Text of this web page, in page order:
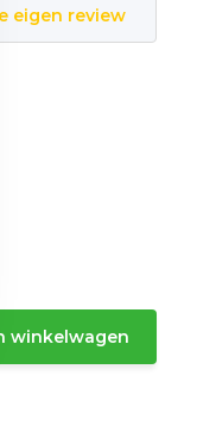
eigen review
winkelwagen